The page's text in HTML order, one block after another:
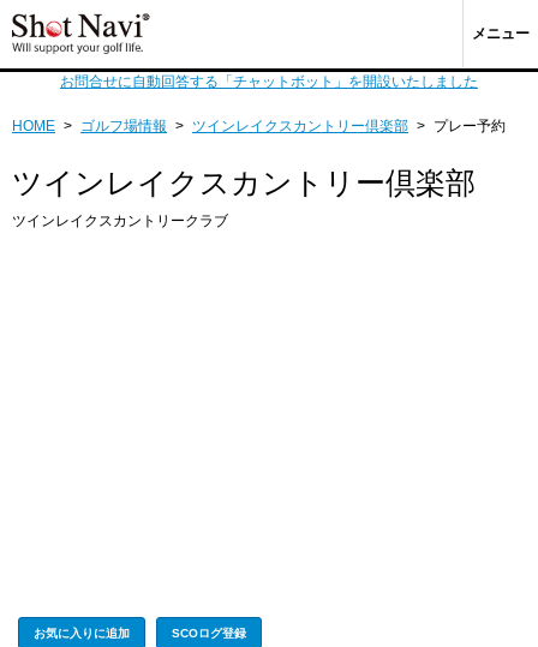
メニュー
お問合せに自動回答する「チャットボット」を開設いたしました
HOME > ゴルフ場情報 > ツインレイクスカントリー倶楽部 > プレー予約
ツインレイクスカントリー倶楽部
ツインレイクスカントリークラブ
お気に入りに追加 SCOログ登録